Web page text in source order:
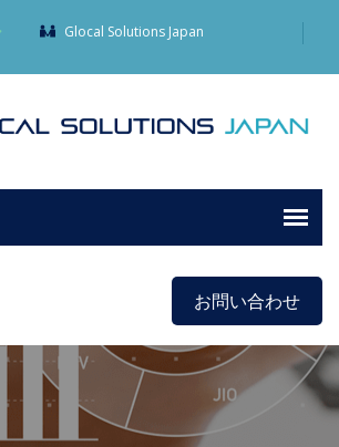
Glocal Solutions Japan
お問い合わせ